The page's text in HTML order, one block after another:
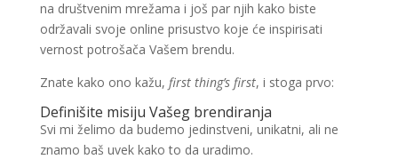
na društvenim mrežama i još par njih kako biste
održavali svoje online prisustvo koje će inspirisati
vernost potrošača Vašem brendu.
Znate kako ono kažu, first thing’s first, i stoga prvo:
Definišite misiju Vašeg brendiranja
Svi mi želimo da budemo jedinstveni, unikatni, ali ne
znamo baš uvek kako to da uradimo.